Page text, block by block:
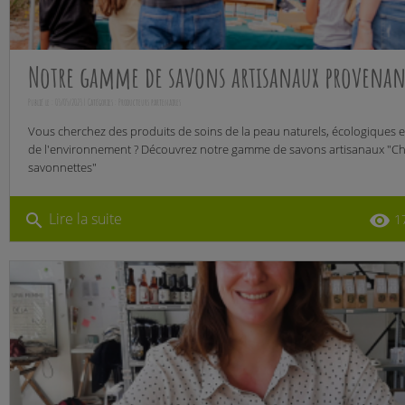
Notre gamme de savons artisanaux
Publié le : 03/05/2023 | Catégories :
Vous cherchez des produits de soins de la peau naturels, écologiques
de l'environnement ? Découvrez notre gamme de savons artisanaux
savonnettes"
search Lire la suite remove_red_eye